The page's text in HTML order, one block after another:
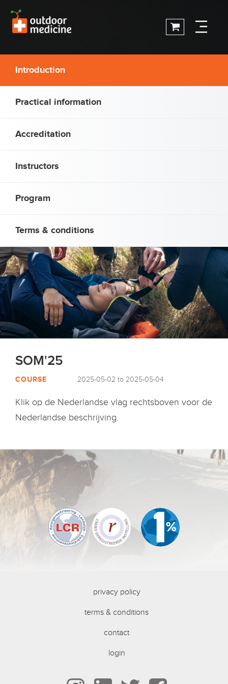
Introduction
Practical information
Accreditation
Instructors
Program
Terms & conditions
SOM'25
COURSE 2025-05-02 to 2025-05-04
Klik op de Nederlandse vlag rechtsboven voor de
Nederlandse beschrijving.
privacy policy
terms & conditions
contact
login